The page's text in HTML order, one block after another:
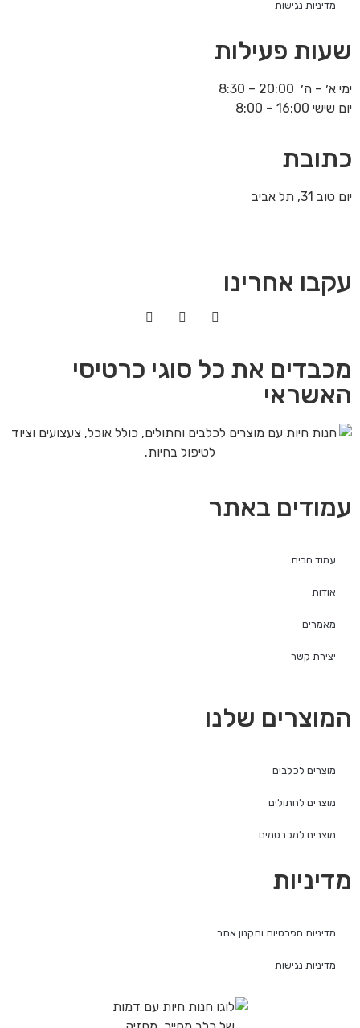
מדיניות נגישות
שעות פעילות
ימי א׳ – ה׳ 20:00 – 8:30
יום שישי 16:00 – 8:00
כתובת
יום טוב 31, תל אביב
עקבו אחרינו
מכבדים את כל סוגי כרטיסי
האשראי
עמודים באתר
עמוד הבית
אודות
מאמרים
יצירת קשר
המוצרים שלנו
מוצרים לכלבים
מוצרים לחתולים
מוצרים למכרסמים
מדיניות
מדיניות הפרטיות ותקנון אתר
מדיניות נגישות